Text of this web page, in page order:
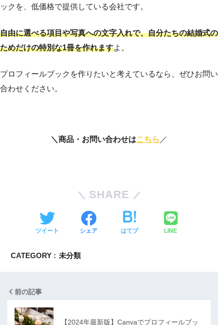
ックを、低価格で提供している会社です。
自由に選べる項目や写真への文字入れで、自分たちの結婚式の
ためだけの特別な1冊を作れますよ。
プロフィールブックを作りたいと考えているなら、ぜひお問い
合わせください。
＼商品・お問い合わせはこちら ／
SHARE
ツイート シェア はてブ LINE
CATEGORY : 未分類
前の記事
【2024年最新版】Canvaでプロフィールブッ